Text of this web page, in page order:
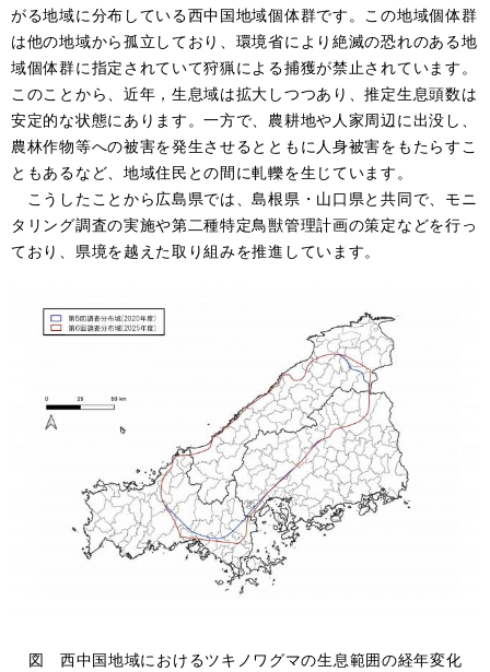
がる地域に分布している西中国地域個体群です。この地域個体群
は他の地域から孤立しており、環境省により絶滅の恐れのある地
域個体群に指定されていて狩猟による捕獲が禁止されています。
このことから、近年，生息域は拡大しつつあり、推定生息頭数は
安定的な状態にあります。一方で、農耕地や人家周辺に出没し、
農林作物等への被害を発生させるとともに人身被害をもたらすこ
ともあるなど、地域住民との間に軋轢を生じています。
こうしたことから広島県では、島根県・山口県と共同で、モニ
タリング調査の実施や第二種特定鳥獣管理計画の策定などを行っ
ており、県境を越えた取り組みを推進しています。
図 西中国地域におけるツキノワグマの生息範囲の経年変化